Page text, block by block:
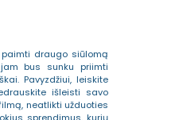
draugo siūlomą
bus sunku priimti
Pavyzdžiui, leiskite
išleisti savo
neatlikti užduoties